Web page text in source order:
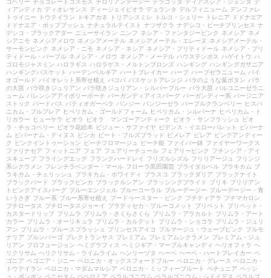
コベリー チョコレートコスモス チロリアンデージー テラコッタ ディアスシア・ジェンタ
デ
ィアンディカ ディオレサンス ディージェイビオラ デュランタ デルフィニューム デンファレ
トゥイニー
トウテイラン トキアカネ トリアシスミレ トルコ・シェリー トレニア
ドドナエア
ドドナエア・ポップブッシュ
ナチュラルテイスト ナツザクラ ナデシコ・ピーチプリンセス ナ
デシコ・ブラックアダー
ニューサイラン ニンフ ネシア・ファンタジーピンク ネメシア ネメ
シアニモ ネメシアメロウ ネメシアメーテル ネメシアメーテル・エレーヌ
ネメシアメーテル・
サーモンピンク
ネメシア・ニモ ネメシア・ネシア ネメシア・プリティドール ネメシア・プリ
ティドール・パープル ネメシア・メロウ ネメシア・メーテル ハウステンボス ハゲイトウ ハ
ゴロモジャスミン ハロラギス ハロラゲス・メルトンブロンズ ハンギング ハンギングガザニア
ハンギングバスケット
ハーデンベルギア ハートブレイカー ハーブ ハーブゼラニューム バイ
オゴールド バイオレット系寄せ植え バコパ バスケットアレンジ バラのような葉ボタン バラ
の大苗 バラ咲きジュリアン バラ咲きジュリアン・シルバーブルー バラ大苗 バルコニーゼラニ
ューム バレンシアアイボリーポーチ バーガンディアイスバーグ バーガンディー系 バージニア
ストック
バードバス パティオガーベラ パンジー パンジーゼラ パープルクランベリー
ヒスパ
ニカム・プルプレア
ヒペリカム・ゴールドフォーム ヒペリカム・シルバーナ
ヒペリカム・ト
リカラー
ヒューケラ ビオラ ビオラ マンゴーアンティーク ビオラ・サンフラッシュ
ビオ
ラ・チョコベリー
ビオラ花絵本 ビジュー・サファイヤ ビデンス・イエローパレット
ビバーナ
ム
ビバーナム・ティヌス ビンカ ビート・ブルズブラッド ピメレア ピレア
ピンクアンティー
ク
ピンクイントゥーション ピーチフロマージュ ピーチ姫 ファイバー鉢 ファイヤーワークス
ファリナセア フィットニア フェア フェアリーチュール フェアリーピンク
フチンシア・アイ
スキューブ フライングエッグ フランクハードレイ フリズルシズル フリリアージュ
フリンジ
系シクラメン フレンチラベンダー・マール フローラ黒田園芸 ブライダルベル ブラキカム ブ
ラキカム・チェリッシュ
ブラキカム・ホワイティ ブラスコ ブラックダリア ブラックナイト
ブラックバード ブラックビンカ ブラックルシアン ブラッシングブライド ブリキ ブリリアン
トピンクアイスバーグ ブルーエンジェル ブルーコーラル ブルーデージー ブルーデージー・青
いうさぎ ブルー系 ブルー系寄せ植え ブードゥースター・ピンク プチティアラ
プチマカロン
プチロータス
プチロータスジョーイ プラティセカ・ブルーコメット プリペット
プリペット・
カスタードリップ プリムラ プリムラ・さくらさくら プリムラ・アラカルト
プリムラ・アート
カラー プリムラ・オーリキュラ プリムラ・カルテット プリムラ・ショコラ
プリムラ・ジュリ
アン プリムラ・ブルースプラッシュ プリンセスアイコ プルマージュ・ウェーブピンク
プルモ
ナリア プルンパーゴ プレクトランサス プレミアム プレミアムシクラメン プレミアム・ジュ
リアン プロフュージョン ヘミグラフィス ヘミジギア・マーブルキャンディ ヘリオフィラ ヘ
リクリサム ヘリクリサム・ライムライム ヘンリーヅタ ヘーベ ヘーベ・ハートブレイカー ベ
ゴニア ベゴニア・ジニー ベロニカ・オックスフォードブルー ベロニカ・グレース ベロニカ・
トウテイラン ベロニカ・マダムマルシア ベロニカ・ミッフィープルート ペチュニア ペッシ
ュ・ボンボン ペニセタム ペペロミア ペラルゴニウム ペラルゴニウム・シドイデス ペラルゴ